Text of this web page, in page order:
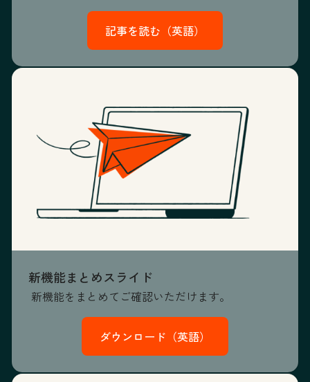
記事を読む（英語）
新機能まとめスライド
新機能をまとめてご確認いただけます。
ダウンロード（英語）